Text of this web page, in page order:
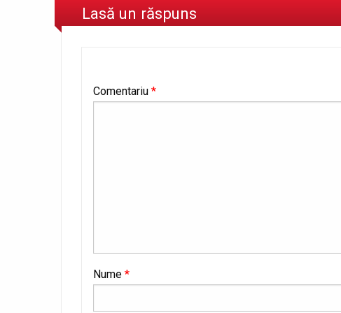
Lasă un răspuns
Comentariu *
Nume *